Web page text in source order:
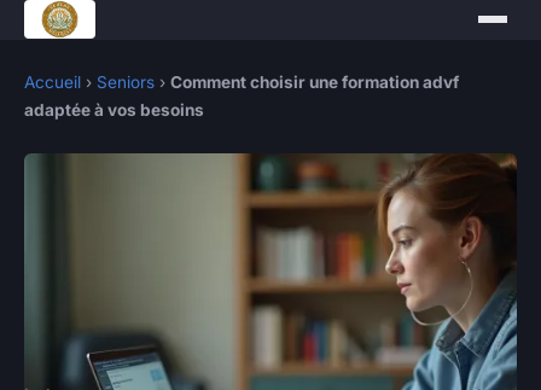
Accueil › Seniors › Comment choisir une formation advf
adaptée à vos besoins